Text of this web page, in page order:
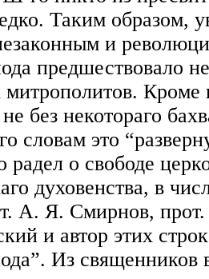
Таким образом,
и
предшествовало
митрополитов.
без некотораго
словам это
радел о свободе
духовенства, в
А. Я. Смирнов,
и автор этих
Из